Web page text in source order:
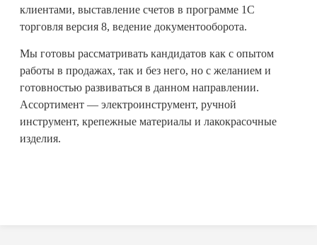
клиентами, выставление счетов в программе 1С
торговля версия 8, ведение документооборота.
Мы готовы рассматривать кандидатов как с опытом
работы в продажах, так и без него, но с желанием и
готовностью развиваться в данном направлении.
Ассортимент — электроинструмент, ручной
инструмент, крепежные материалы и лакокрасочные
изделия.